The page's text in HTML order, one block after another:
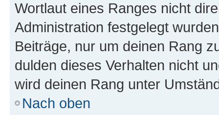
Wortlaut eines Ranges nicht
Administration festgelegt
Beiträge, nur um deinen Rang
dulden dieses Verhalten nicht
wird deinen Rang unter
Nach oben